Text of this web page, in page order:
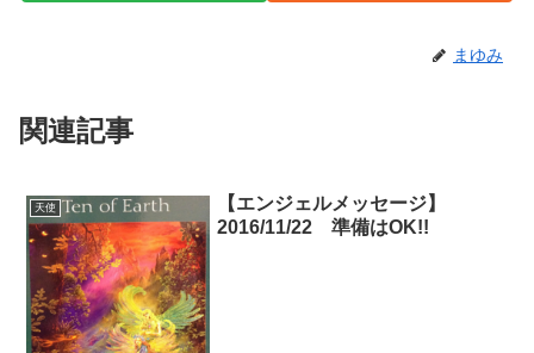
まゆみ
関連記事
天使
【エンジェルメッセージ】
2016/11/22 準備はOK!!